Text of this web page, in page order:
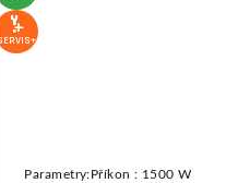
Parametry:Příkon : 1500 W